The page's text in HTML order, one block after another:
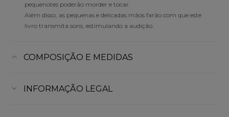
pequenotes poderão morder e tocar.
Além disso, as pequenas e delicadas mãos farão com que este
livro transmita sons, estimulando a audição.
COMPOSIÇÃO E MEDIDAS
INFORMAÇÃO LEGAL